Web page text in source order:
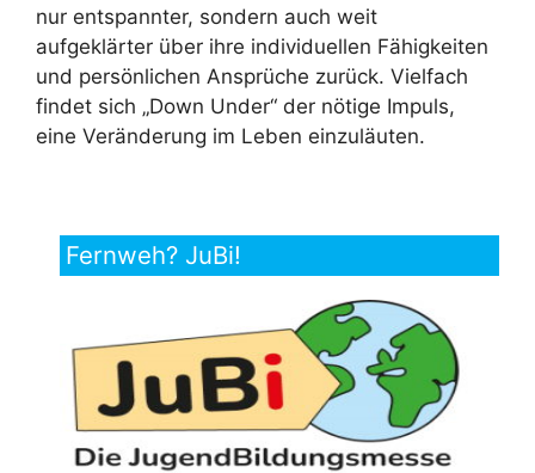
nur entspannter, sondern auch weit
aufgeklärter über ihre individuellen Fähigkeiten
und persönlichen Ansprüche zurück. Vielfach
findet sich „Down Under“ der nötige Impuls,
eine Veränderung im Leben einzuläuten.
Fernweh? JuBi!